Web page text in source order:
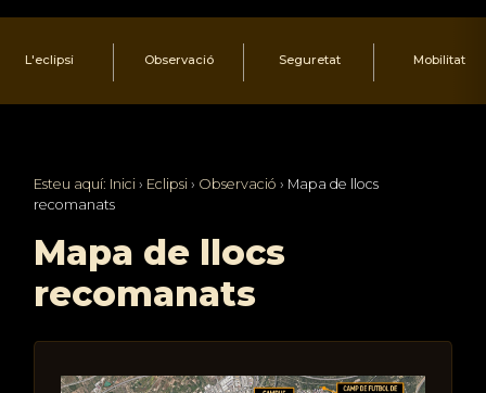
L'eclipsi Observació Seguretat Mobilitat
Esteu aquí: Inici › Eclipsi › Observació › Mapa de llocs
recomanats
Mapa de llocs
recomanats